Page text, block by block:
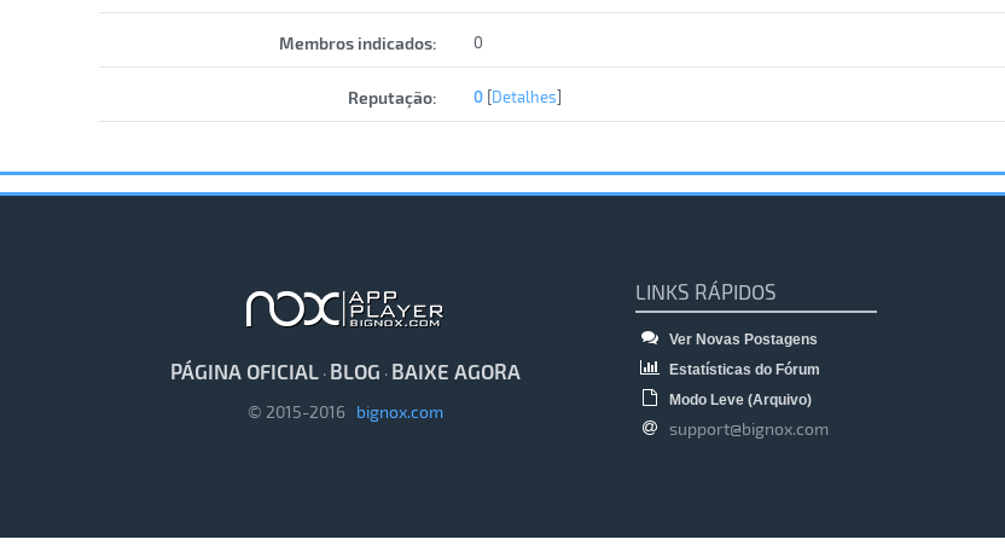
Membros indicados: 0
Reputação: 0 [Detalhes]
PÁGINA OFICIAL · BLOG · BAIXE AGORA
© 2015-2016 bignox.com
LINKS RÁPIDOS
Ver Novas Postagens
Estatísticas do Fórum
Modo Leve (Arquivo)
support@bignox.com